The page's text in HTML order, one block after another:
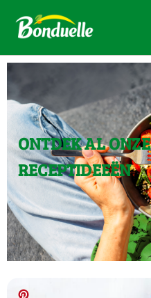
ONTDEK AL ONZE
RECEPTIDEEËN